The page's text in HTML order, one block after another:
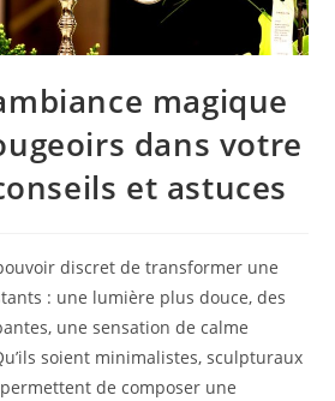
magique
dans votre
et astuces
discret de transformer une
: une lumière plus douce, des
une sensation de calme
soient minimalistes, sculpturaux
de composer une